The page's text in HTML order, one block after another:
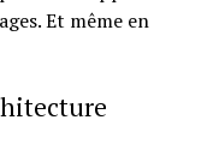
Et même en